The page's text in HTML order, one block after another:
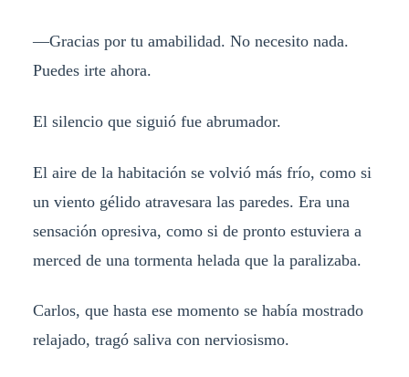
—Gracias por tu amabilidad. No necesito nada.
Puedes irte ahora.
El silencio que siguió fue abrumador.
El aire de la habitación se volvió más frío, como si
un viento gélido atravesara las paredes. Era una
sensación opresiva, como si de pronto estuviera a
merced de una tormenta helada que la paralizaba.
Carlos, que hasta ese momento se había mostrado
relajado, tragó saliva con nerviosismo.